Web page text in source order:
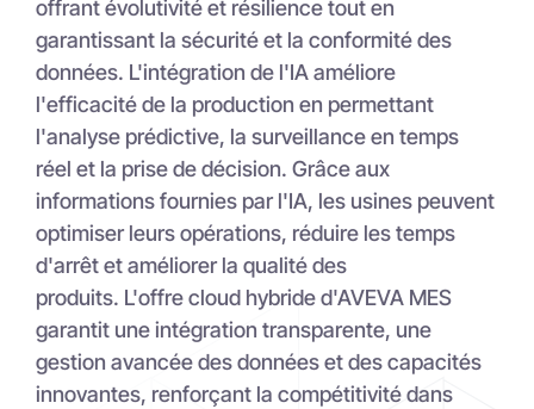
offrant évolutivité et résilience tout en
garantissant la sécurité et la conformité des
données. L'intégration de l'IA améliore
l'efficacité de la production en permettant
l'analyse prédictive, la surveillance en temps
réel et la prise de décision. Grâce aux
informations fournies par l'IA, les usines peuvent
optimiser leurs opérations, réduire les temps
d'arrêt et améliorer la qualité des
produits. L'offre cloud hybride d'AVEVA MES
garantit une intégration transparente, une
gestion avancée des données et des capacités
innovantes, renforçant la compétitivité dans